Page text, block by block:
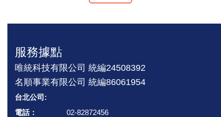
服務據點
唯統科技有限公司 統編24508392
名順事業有限公司 統編86061954
台北公司:
電話：
02-82872456